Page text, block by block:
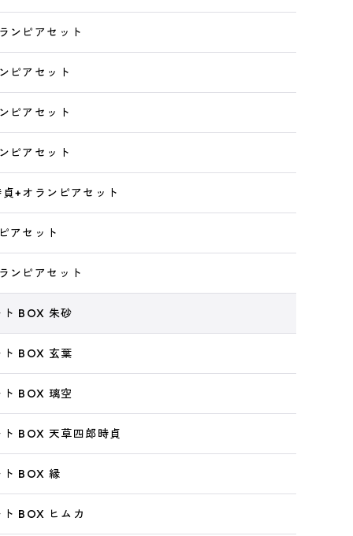
ンピアセット
ピアセット
ピアセット
ピアセット
+オランピアセット
アセット
ンピアセット
BOX 朱砂
BOX 玄葉
BOX 璃空
BOX 天草四郎時貞
BOX 縁
BOX ヒムカ